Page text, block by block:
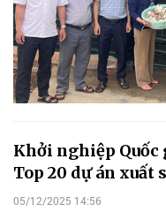
Khởi nghiệp Quốc
Top 20 dự án xuất
05/12/2025 14:56